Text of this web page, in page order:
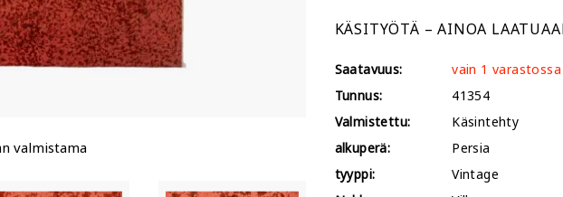
valmistama
KÄSITYÖTÄ – AINOA
Saatavuus:
vain 1 varastossa
Tunnus:
41354
Valmistettu:
Käsintehty
alkuperä:
Persia
tyyppi:
Vintage